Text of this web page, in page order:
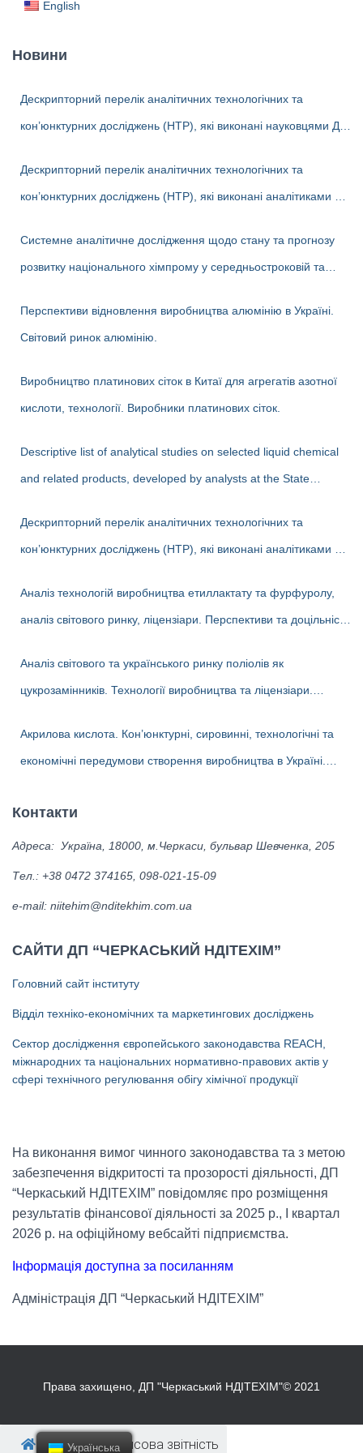
English
Новини
Дескрипторний перелік аналітичних технологічних та
кон’юнктурних досліджень (НТР), які виконані науковцями ДП
Дескрипторний перелік аналітичних технологічних та
кон’юнктурних досліджень (НТР), які виконані аналітиками ДП
Системне аналітичне дослідження щодо стану та прогнозу
розвитку національного хімпрому у середньостроковій та
Перспективи відновлення виробництва алюмінію в Україні.
Світовий ринок алюмінію.
Виробництво платинових сіток в Китаї для агрегатів азотної
кислоти, технології. Виробники платинових сіток.
Descriptive list of analytical studies on selected liquid chemical
and related products, developed by analysts at the State
Economic Information in the Chemical Industry» in 2023-2025
(EN version)
Дескрипторний перелік аналітичних технологічних та
кон’юнктурних досліджень (НТР), які виконані аналітиками ДП
Аналіз технологій виробництва етиллактату та фурфуролу,
аналіз світового ринку, ліцензіари. Перспективи та доцільність
Аналіз світового та українського ринку поліолів як
цукрозамінників. Технології виробництва та ліцензіари.
Україні
Акрилова кислота. Кон’юнктурні, сировинні, технологічні та
економічні передумови створення виробництва в Україні.
ліцензіари.
Контакти
Адреса: Україна, 18000, м.Черкаси, бульвар Шевченка, 205
Тел.: +38 0472 374165, 098-021-15-09
е-mail: niitehim@nditekhim.com.ua
САЙТИ ДП “ЧЕРКАСЬКИЙ НДІТЕХІМ”
Головний сайт інституту
Відділ техніко-економічних та маркетингових досліджень
Сектор дослідження європейського законодавства REACH,
міжнародних та національних нормативно-правових актів у
сфері технічного регулювання обігу хімічної продукції
На виконання вимог чинного законодавства та з метою
забезпечення відкритості та прозорості діяльності, ДП
“Черкаський НДІТЕХІМ” повідомляє про розміщення
результатів фінансової діяльності за 2025 р., І квартал
2026 р. на офіційному вебсайті підприємства.
Інформація доступна за посиланням
Адміністрація ДП “Черкаський НДІТЕХІМ”
Права захищено, ДП "Черкаський НДІТЕХІМ"© 2021
Головна / Фінансова звітність
Українська